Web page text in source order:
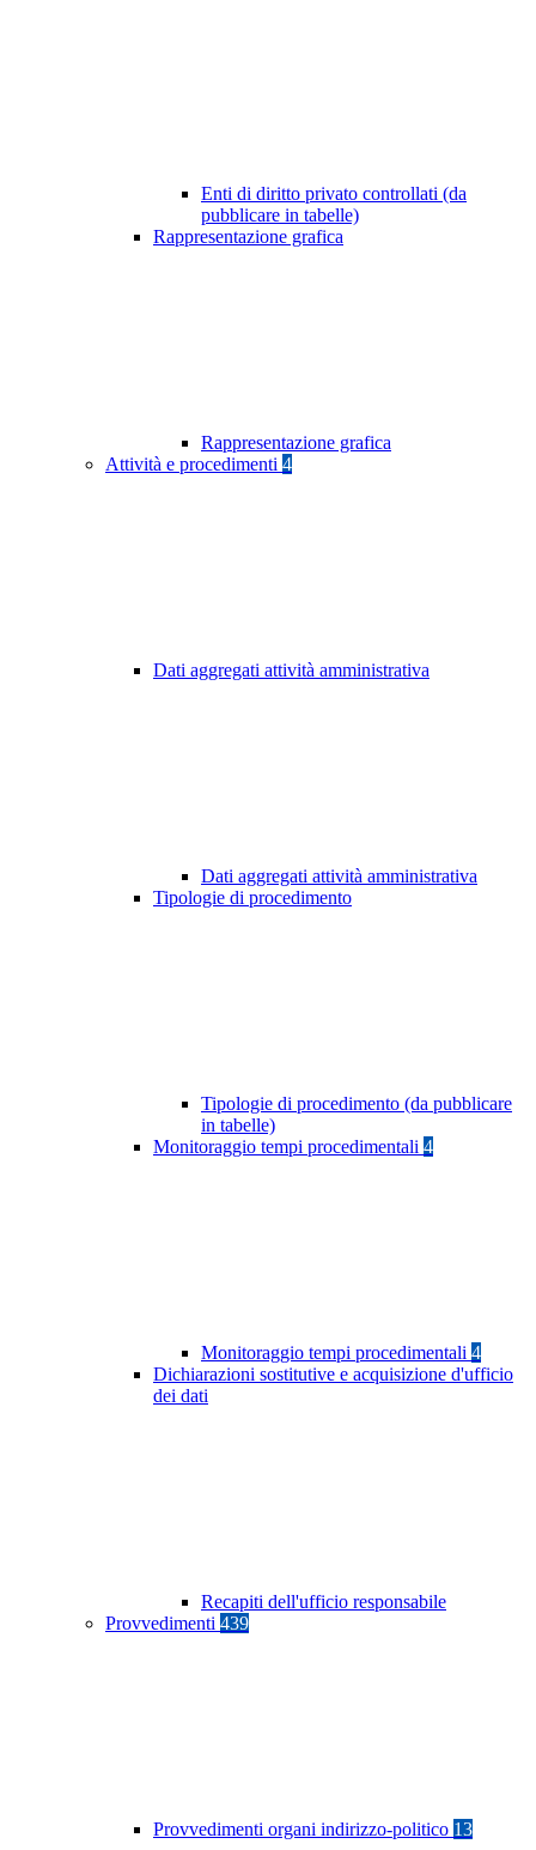
Enti di diritto privato controllati (da
pubblicare in tabelle)
Rappresentazione grafica
Rappresentazione grafica
Attività e procedimenti 4
Dati aggregati attività amministrativa
Dati aggregati attività amministrativa
Tipologie di procedimento
Tipologie di procedimento (da pubblicare
in tabelle)
Monitoraggio tempi procedimentali 4
Monitoraggio tempi procedimentali 4
Dichiarazioni sostitutive e acquisizione d'ufficio
dei dati
Recapiti dell'ufficio responsabile
Provvedimenti 439
Provvedimenti organi indirizzo-politico 13